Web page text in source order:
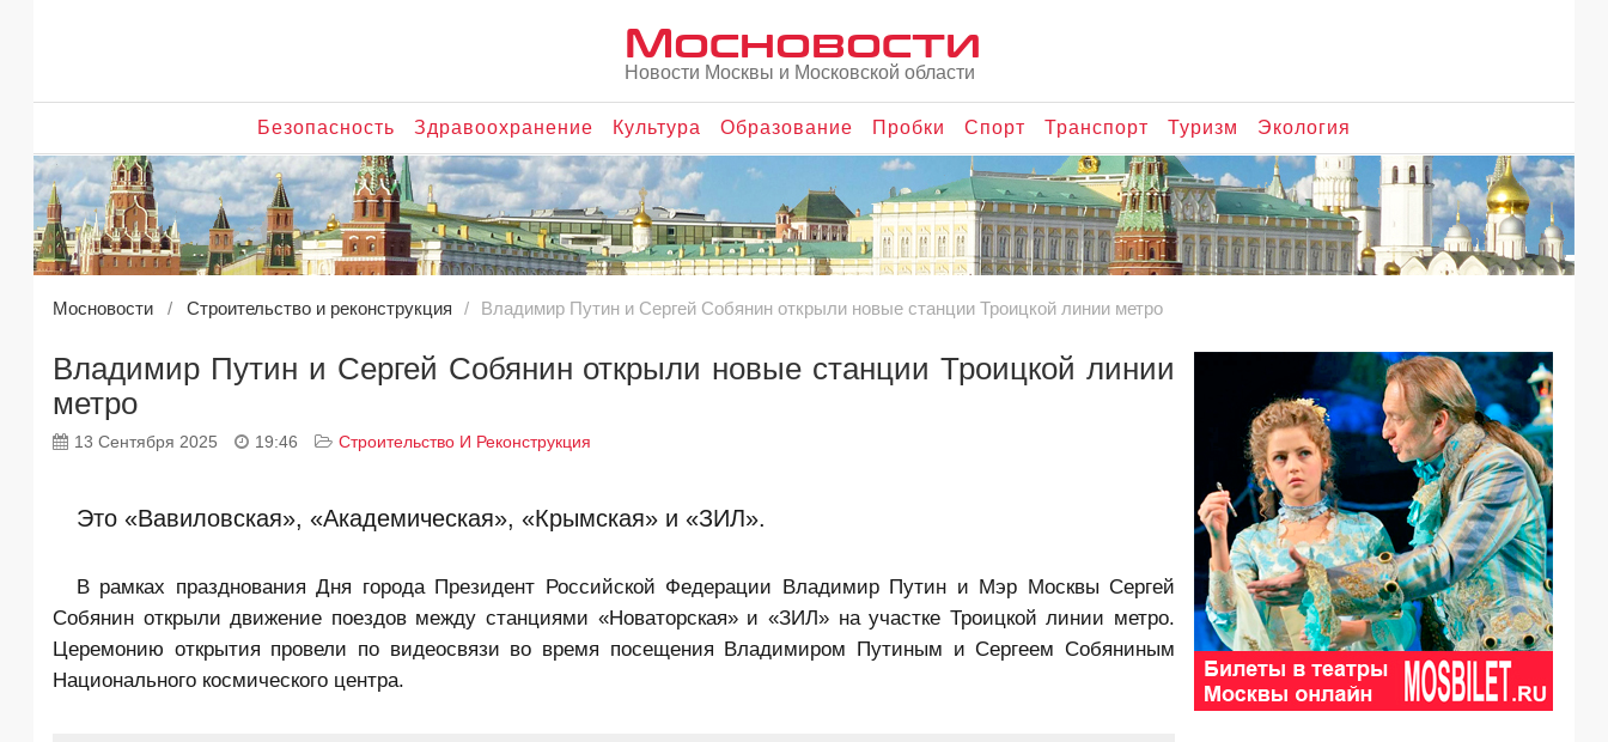
Мосновости
Новости Москвы и Московской области
Безопасность Здравоохранение Культура Образование Пробки Спорт Транспорт Туризм Экология
Мосновости Строительство и реконструкция Владимир Путин и Сергей Собянин открыли новые станции Троицкой линии метро
Владимир Путин и Сергей Собянин открыли новые станции Троицкой линии
метро
13 Сентября 2025 19:46 Строительство И Реконструкция
Это «Вавиловская», «Академическая», «Крымская» и «ЗИЛ».
В рамках празднования Дня города Президент Российской Федерации Владимир Путин и Мэр Москвы Сергей
Собянин открыли движение поездов между станциями «Новаторская» и «ЗИЛ» на участке Троицкой линии метро.
Церемонию открытия провели по видеосвязи во время посещения Владимиром Путиным и Сергеем Собяниным
Национального космического центра.